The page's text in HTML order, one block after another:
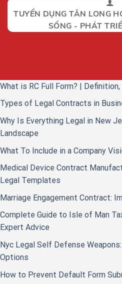
TUYỂN DỤNG TÂN LONG
SỐNG - PHÁT
What is RC Full Form? |
Types of Legal Contracts in
Why Is Everything Legal in New
Landscape
What To Include in a Company
Medical Device Contract
Legal Templates
Marriage Engagement Contract:
Complete Guide to Isle of Man
Expert Advice
Nyc Legal Self Defense
Options
How to Prevent Default Form